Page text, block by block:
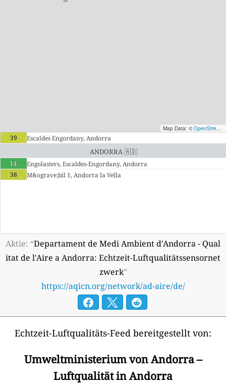
Map Data: © OpenStreetMap contributors
39 Escaldes Engordany, Andorra
Andorra 🇦🇩
14
Engolasters, Escaldes-Engordany, Andorra
38
M&ograve;bil 1, Andorra la Vella
Aktie: “Departament de Medi Ambient d'Andorra - Qual
itat de l'Aire a Andorra: Echtzeit-Luftqualitätssensornet
zwerk”
https://aqicn.org/network/ad-aire/de/
Echtzeit-Luftqualitäts-Feed bereitgestellt von:
Umweltministerium von Andorra –
Luftqualität in Andorra